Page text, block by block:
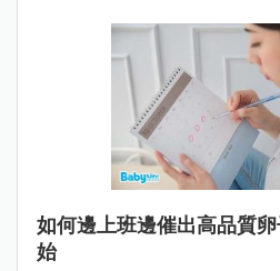
如何邊上班邊催出高品質
始